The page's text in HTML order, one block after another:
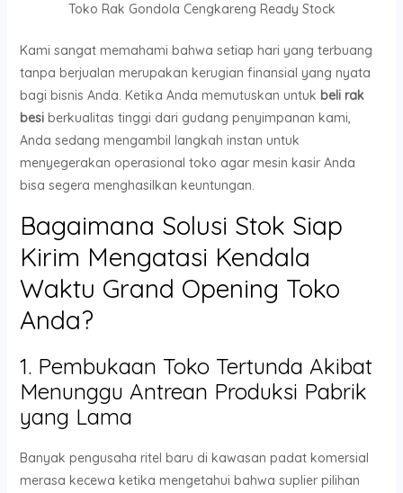
Toko Rak Gondola Cengkareng Ready Stock
Kami sangat memahami bahwa setiap hari yang terbuang
tanpa berjualan merupakan kerugian finansial yang nyata
bagi bisnis Anda. Ketika Anda memutuskan untuk beli rak
besiberkualitas tinggi dari gudang penyimpanan kami,
Anda sedang mengambil langkah instan untuk
menyegerakan operasional toko agar mesin kasir Anda
bisa segera menghasilkan keuntungan.
Bagaimana Solusi Stok Siap
Kirim Mengatasi Kendala
Waktu Grand Opening Toko
Anda?
1. Pembukaan Toko Tertunda Akibat
Menunggu Antrean Produksi Pabrik
yang Lama
Banyak pengusaha ritel baru di kawasan padat komersial
merasa kecewa ketika mengetahui bahwa suplier pilihan